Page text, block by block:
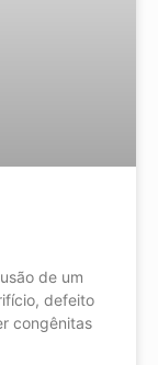
de um
defeito
congênitas